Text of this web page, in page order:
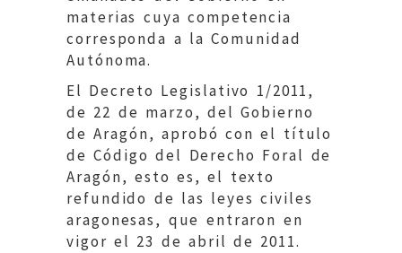
materias cuya competencia
corresponda a la Comunidad
Autónoma.
El Decreto Legislativo 1/2011,
de 22 de marzo, del Gobierno
de Aragón, aprobó con el título
de Código del Derecho Foral de
Aragón, esto es, el texto
refundido de las leyes civiles
aragonesas, que entraron en
vigor el 23 de abril de 2011.